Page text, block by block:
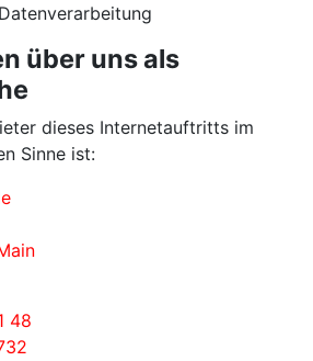
über uns als
dieses Internetauftritts im
Sinne ist:
48